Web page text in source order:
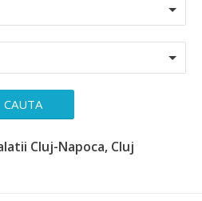
CAUTA
Cluj-Napoca, Cluj